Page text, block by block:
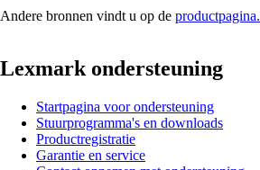
Andere bronnen vindt u op de productpagina.
Lexmark ondersteuning
Startpagina voor ondersteuning
Stuurprogramma's en downloads
Productregistratie
Garantie en service